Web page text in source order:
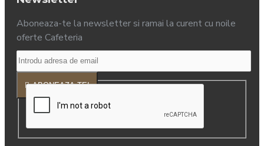
Aboneaza-te la newsletter si ramai la curent cu noile
oferte Cafeteria
ABONEAZA-TE!